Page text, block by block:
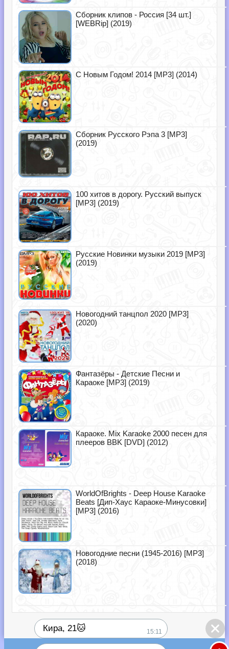
Сборник клипов - Россия [34 шт.]
[WEBRip] (2019)
С Новым Годом! 2014 [MP3] (2014)
Сборник Русского Рэпа 3 [MP3]
(2019)
100 хитов в дорогу. Русский выпуск
[MP3] (2019)
Русские Новинки музыки 2019 [MP3]
(2019)
Новогодний танцпол 2020 [MP3]
(2020)
Фантазёры - Детские Песни и
Караоке [MP3] (2019)
Караоке. Mix Karaoke 2000 песен для
плееров BBK [DVD] (2012)
WorldOfBrights - Deep House Karaoke
Beats [Дип-Хаус Караоке-Минусовки]
[MP3] (2016)
Новогодние песни (1945-2016) [MP3]
(2018)
Кира, 21🐱 15:11